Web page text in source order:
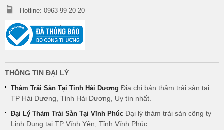
Hotline: 0963 99 20 20
THÔNG TIN ĐẠI LÝ
Thảm Trải Sàn Tại Tỉnh Hải Dương Địa chỉ bán thảm trải sàn tại
TP Hải Dương, Tỉnh Hải Dương, Uy tín nhất.
Đại Lý Thảm Trải Sàn Tại Vĩnh Phúc Đại lý thảm trải sàn công ty
Linh Dung tại TP Vĩnh Yên, Tỉnh Vĩnh Phúc....